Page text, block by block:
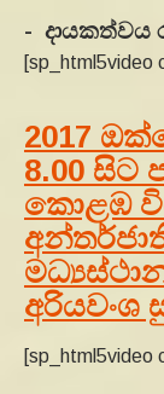
- දායකත්වය
[sp_html5video
2017
8.00 සිට
කොළඹ
අරියවංශ
[sp_html5video